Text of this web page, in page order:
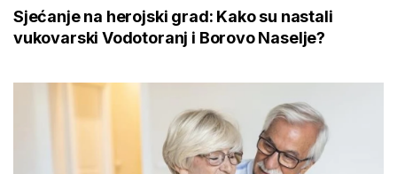
Sjećanje na herojski grad: Kako su nastali
vukovarski Vodotoranj i Borovo Naselje?